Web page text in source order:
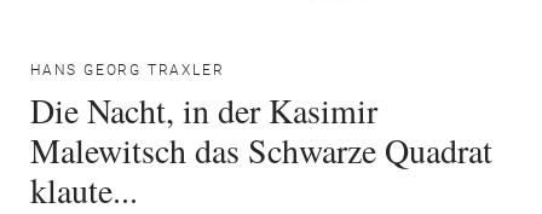
HANS GEORG TRAXLER
Die Nacht, in der Kasimir
Malewitsch das Schwarze Quadrat
klaute...